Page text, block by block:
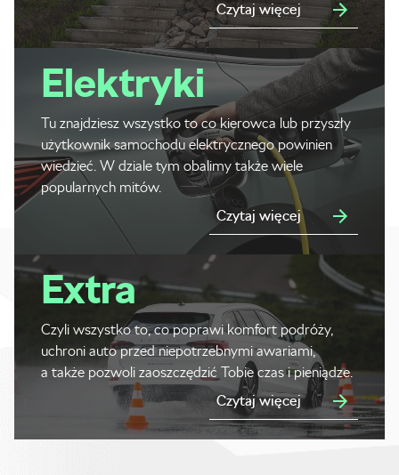
Czytaj więcej
Elektryki
Tu znajdziesz wszystko to co kierowca lub przyszły
użytkownik samochodu elektrycznego powinien
wiedzieć. W dziale tym obalimy także wiele
popularnych mitów.
Czytaj więcej
Extra
Czyli wszystko to, co poprawi komfort podróży,
uchroni auto przed niepotrzebnymi awariami,
a także pozwoli zaoszczędzić Tobie czas i pieniądze.
Czytaj więcej